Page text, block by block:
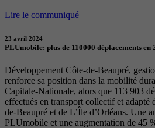
Lire le communiqué
23 avril 2024
PLUmobile: plus de 110000 déplacements en
Développement Côte-de-Beaupré,
renforce sa position dans la mobilité
Capitale-Nationale, alors que 113 903
effectués en transport collectif et
de-Beaupré et de L’Île d’Orléans. Une
PLUmobile et une augmentation de 45